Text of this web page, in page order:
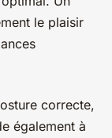
le plaisir
correcte,
également à